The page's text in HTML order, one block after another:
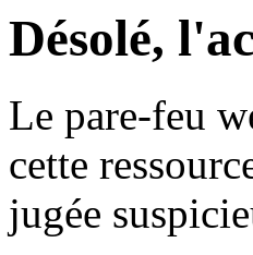
Désolé,
Le pare-feu
cette
jugée